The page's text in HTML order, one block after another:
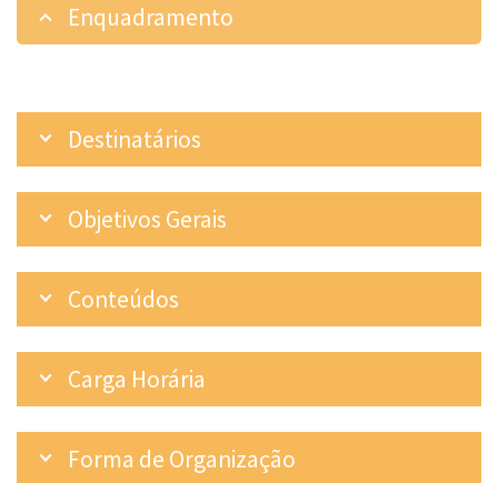
Enquadramento
Destinatários
Objetivos Gerais
Conteúdos
Carga Horária
Forma de Organização